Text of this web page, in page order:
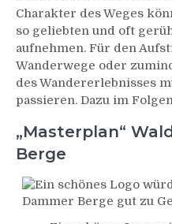
Charakter des Weges
so geliebten und oft
aufnehmen. Für den
Wanderwege oder
des Wandererlebnisses
passieren. Dazu im
„Masterplan“
Berge